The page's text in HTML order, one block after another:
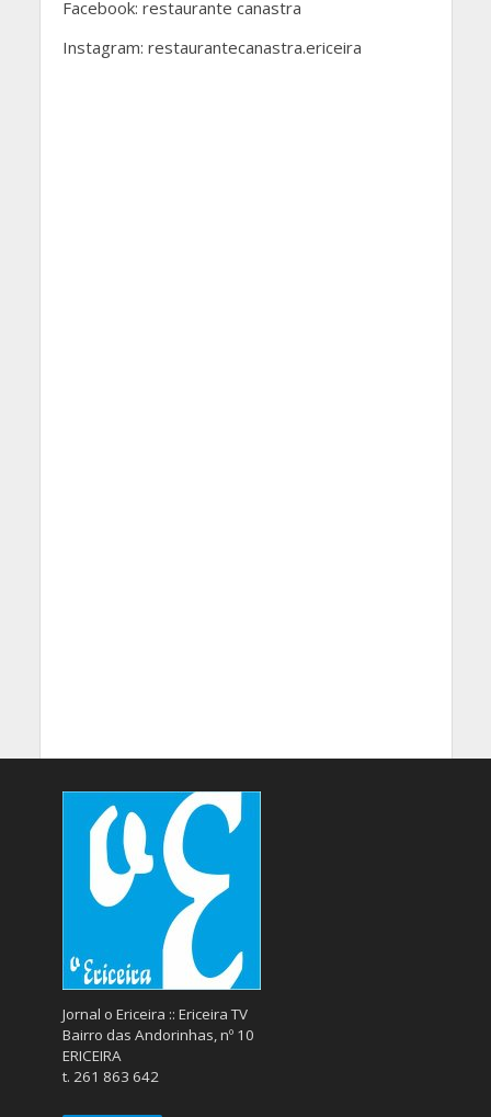
Facebook: restaurante canastra
Instagram: restaurantecanastra.ericeira
Jornal o Ericeira :: Ericeira TV
Bairro das Andorinhas, nº 10
ERICEIRA
t. 261 863 642